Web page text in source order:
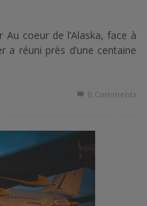
coeur de l’Alaska, face à
a réuni près d’une centaine
0 Comments